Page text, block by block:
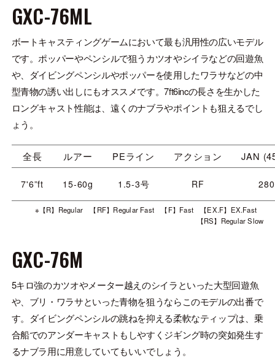
GXC-76ML
ボートキャスティングゲームにおいて最も汎用性の広いモデル
です。ポッパーやペンシルで狙うカツオやシイラなどの回遊魚
や、ダイビングペンシルやポッパーを使用したワラサなどの中
型青物の誘い出しにもオススメです。7ft6incの長さを生かした
ロングキャスト性能は、遠くのナブラやポイントも狙えるでし
ょう。
全長 ルアー PEライン アクション JAN
7'6”ft 15-60g 1.5-3号 RF
※【R】Regular 【RF】Regular Fast 【F】Fast 【EX.F】EX.Fast
【RS】Regular Slow
GXC-76M
5キロ強のカツオやメーター越えのシイラといった大型回遊魚
や、ブリ・ワラサといった青物を狙うならこのモデルの出番で
す。ダイビングペンシルの跳ねを抑える柔軟なティップは、乗
合船でのアンダーキャストもしやすくジギング時の突如発生す
るナブラ用に用意していてもいいでしょう。